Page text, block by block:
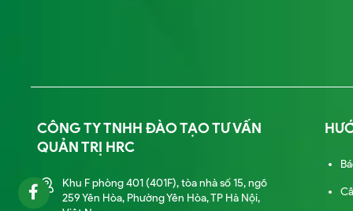
CÔNG TY TNHH ĐÀO TẠO TƯ VẤN
QUẢN TRỊ HRC
Khu F phòng 401 (401F), tòa nhà số 15, ngõ
259 Yên Hòa, Phường Yên Hòa, TP Hà Nội,